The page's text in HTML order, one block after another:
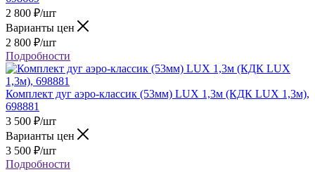
2 800 ₽/шт
Варианты цен
2 800 ₽/шт
Подробности
Комплект дуг аэро-классик (53мм) LUX 1,3м (КДК LUX 1,3м),
698881
3 500 ₽/шт
Варианты цен
3 500 ₽/шт
Подробности